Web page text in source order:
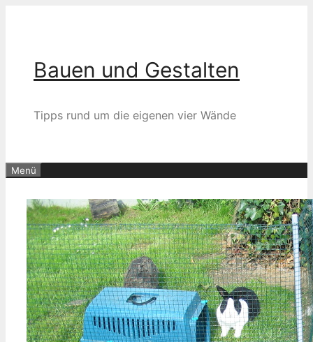
Bauen und Gestalten
Tipps rund um die eigenen vier Wände
Menü